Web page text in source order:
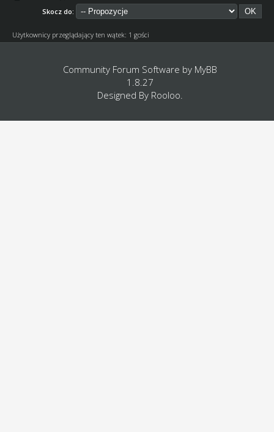
Skocz do:
Użytkownicy przeglądający ten wątek: 1 gości
Community Forum Software by MyBB
1.8.27
Designed By Rooloo